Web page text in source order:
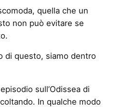
quella che un
non può evitare se
di questo, siamo dentro
sull’Odissea di
In qualche modo